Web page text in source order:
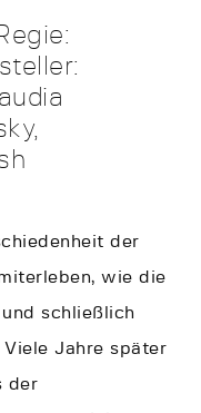
der
wie die
schließlich
Jahre später
der